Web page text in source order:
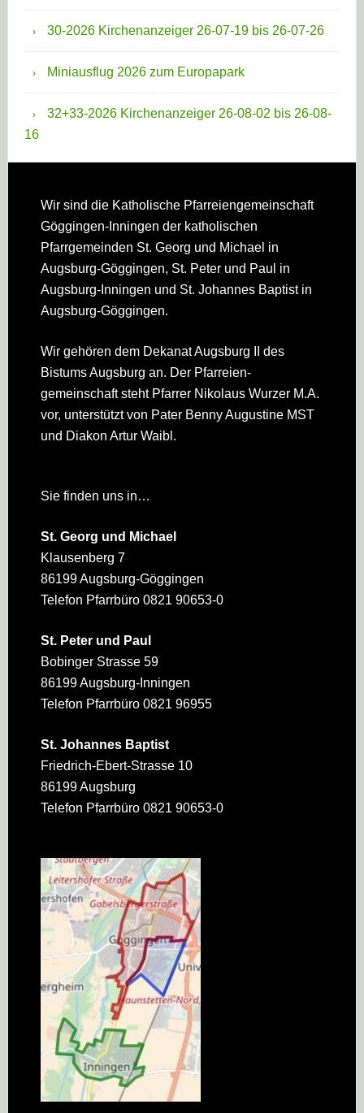
30-2026 Kirchenanzeiger 26-07-19 bis 26-07-26
Miniausflug 2026 zum Europapark
32+33-2026 Kirchenanzeiger 26-08-02 bis 26-08-
16
Footer
Wir sind die Katholische Pfarreien­gemeinschaft
Göggingen-Inningen der katholischen
Pfarrgemeinden St. Georg und Michael in
Augsburg-Göggingen, St. Peter und Paul in
Augsburg-Inningen und St. Johannes Baptist in
Augsburg-Göggingen.
Wir gehören dem Dekanat Augsburg II des
Bistums Augsburg an. Der Pfarreien­
gemeinschaft steht Pfarrer Nikolaus Wurzer M.A.
vor, unterstützt von Pater Benny Augustine MST
und Diakon Artur Waibl.
Sie finden uns in…
St. Georg und Michael
Klausenberg 7
86199 Augsburg-Göggingen
Telefon Pfarrbüro 0821 90653-0
St. Peter und Paul
Bobinger Strasse 59
86199 Augsburg-Inningen
Telefon Pfarrbüro 0821 96955
St. Johannes Baptist
Friedrich-Ebert-Strasse 10
86199 Augsburg
Telefon Pfarrbüro 0821 90653-0